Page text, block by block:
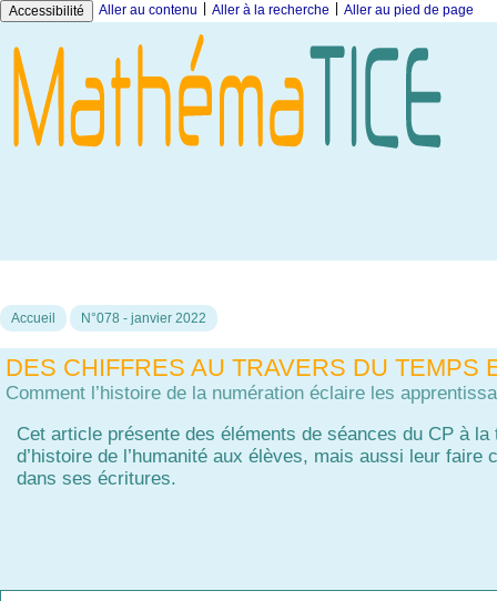
Accessibilité Aller au contenu Aller à la recherche Aller au pied de page
Accueil N°078 - janvier 2022
DES CHIFFRES AU TRAVERS DU TEMPS
Comment l’histoire de la numération éclaire les
Cet article présente des éléments de séances du CP à
d’histoire de l’humanité aux élèves, mais aussi leur
dans ses écritures.